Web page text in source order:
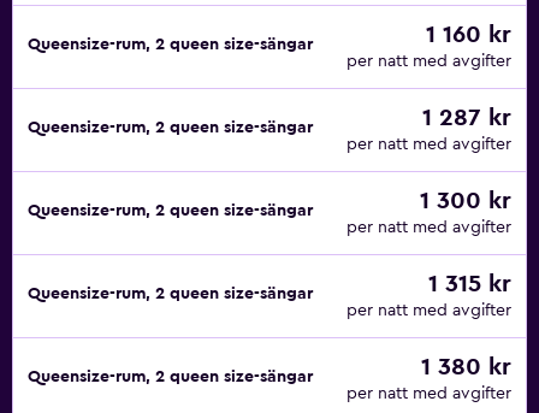
Queensize-rum, 2 queen size-sängar 1 160 kr
per natt med avgifter
Queensize-rum, 2 queen size-sängar 1 287 kr
per natt med avgifter
Queensize-rum, 2 queen size-sängar 1 300 kr
per natt med avgifter
Queensize-rum, 2 queen size-sängar 1 315 kr
per natt med avgifter
Queensize-rum, 2 queen size-sängar 1 380 kr
per natt med avgifter